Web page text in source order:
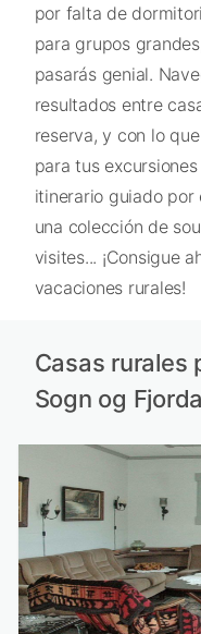
por falta de
para grupos
pasarás genial.
resultados entre
reserva, y con lo
para tus
itinerario guiado por
una colección de
visites... ¡Consigue
vacaciones rurales!
Casas rurales
Sogn og